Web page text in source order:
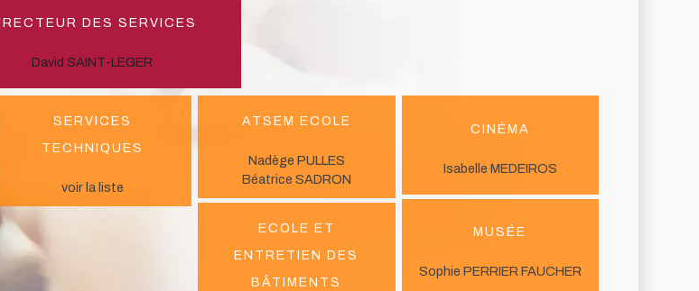
des Services
David SAINT-LEGER
Services
Techniques
voir la liste
ATSEM ECOLE
Nadège PULLES
Béatrice SADRON
Ecole et
Entretien des
bâtiments
Cinéma
Isabelle MEDEIROS
Musée
Sophie PERRIER FAUCHER